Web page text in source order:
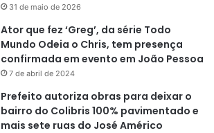
31 de maio de 2026
Ator que fez ‘Greg’, da série Todo
Mundo Odeia o Chris, tem presença
confirmada em evento em João Pessoa
7 de abril de 2024
Prefeito autoriza obras para deixar o
bairro do Colibris 100% pavimentado e
mais sete ruas do José Américo